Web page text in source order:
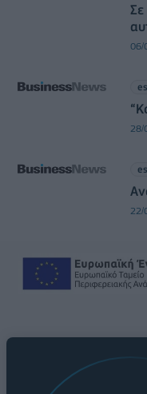
Σε
06/
28/
22/